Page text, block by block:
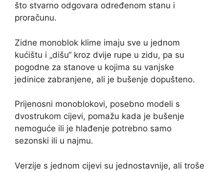
što stvarno odgovara određenom stanu i
proračunu.
Zidne monoblok klime imaju sve u jednom
kućištu i „dišu“ kroz dvije rupe u zidu, pa su
pogodne za stanove u kojima su vanjske
jedinice zabranjene, ali je bušenje dopušteno.
Prijenosni monoblokovi, posebno modeli s
dvostrukom cijevi, pomažu kada je bušenje
nemoguće ili je hlađenje potrebno samo
sezonski ili u najmu.
Verzije s jednom cijevi su jednostavnije, ali troše